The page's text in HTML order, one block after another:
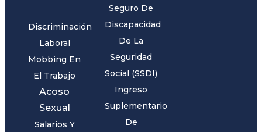
Discriminación
Laboral
Mobbing En
El Trabajo
Acoso
Sexual
Salarios Y
Seguro De
Discapacidad
De La
Seguridad
Social (SSDI)
Ingreso
Suplementario
De